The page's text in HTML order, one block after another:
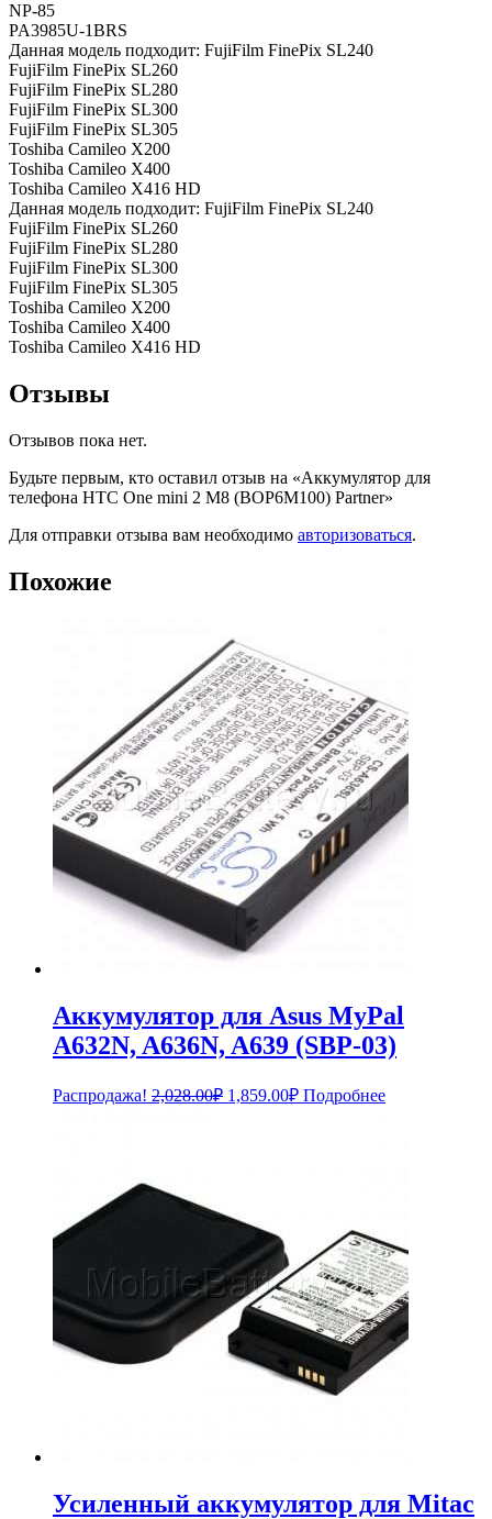
NP-85
PA3985U-1BRS
Данная модель подходит: FujiFilm FinePix SL240
FujiFilm FinePix SL260
FujiFilm FinePix SL280
FujiFilm FinePix SL300
FujiFilm FinePix SL305
Toshiba Camileo X200
Toshiba Camileo X400
Toshiba Camileo X416 HD
Данная модель подходит: FujiFilm FinePix SL240
FujiFilm FinePix SL260
FujiFilm FinePix SL280
FujiFilm FinePix SL300
FujiFilm FinePix SL305
Toshiba Camileo X200
Toshiba Camileo X400
Toshiba Camileo X416 HD
Отзывы
Отзывов пока нет.
Будьте первым, кто оставил отзыв на «Аккумулятор для
телефона HTC One mini 2 M8 (BOP6M100) Partner»
Для отправки отзыва вам необходимо авторизоваться.
Похожие
Аккумулятор для Asus MyPal
A632N, A636N, A639 (SBP-03)
Распродажа! 2,028.00₽ Первоначальная
1,859.00₽Текущая
цена:
Подробнее
Усиленный аккумулятор для Mitac